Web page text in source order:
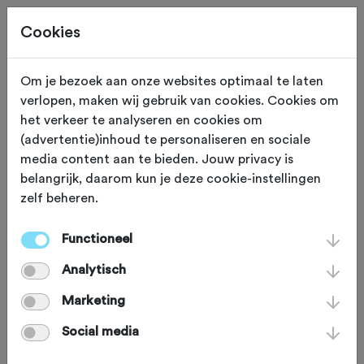
TOERTOCHTEN Gewijzigd op 23 juli 2026
De Zuiderzee
Klassieker wordt een
livestreameditie
Zaterdag 3 oktober wordt voor de 10e
keer de Zuiderzee Klassieker verreden.
Corona dreigde de toertocht te
Cookies
Om je bezoek aan onze websites optimaal te laten
verlopen, maken wij gebruik van cookies. Cookies om
het verkeer te analyseren en cookies om
(advertentie)inhoud te personaliseren en sociale
media content aan te bieden. Jouw privacy is
belangrijk, daarom kun je deze cookie-instellingen
zelf beheren.
Functioneel
Analytisch
Marketing
Social media